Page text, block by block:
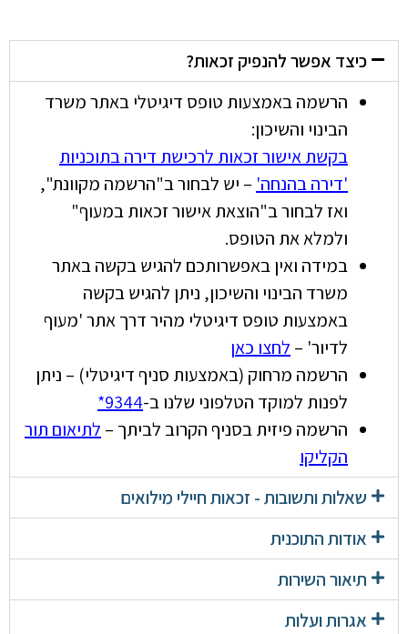
כיצד אפשר להנפיק זכאות?
הרשמה באמצעות טופס דיגיטלי באתר משרד
הבינוי והשיכון:
בקשת אישור זכאות לרכישת דירה בתוכניות
'דירה בהנחה' – יש לבחור ב"הרשמה מקוונת",
ואז לבחור ב"הוצאת אישור זכאות במעוף"
ולמלא את הטופס.
במידה ואין באפשרותכם להגיש בקשה באתר
משרד הבינוי והשיכון, ניתן להגיש בקשה
באמצעות טופס דיגיטלי מהיר דרך אתר 'מעוף
לדיור' – לחצו כאן
הרשמה מרחוק (באמצעות סניף דיגיטלי) – ניתן
לפנות למוקד הטלפוני שלנו ב-9344*
הרשמה פיזית בסניף הקרוב לביתך – לתיאום תור
הקליקו
שאלות ותשובות - זכאות חיילי מילואים
אודות התוכנית
תיאור השירות
אגרות ועלות